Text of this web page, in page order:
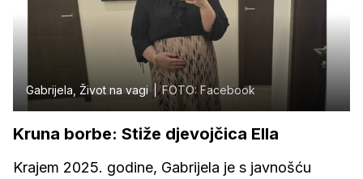
Gabrijela, Život na vagi FOTO: Facebook
Kruna borbe: Stiže djevojčica Ella
Krajem 2025. godine, Gabrijela je s javnošću